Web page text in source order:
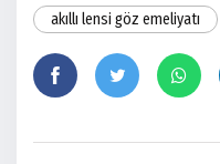
akıllı lensi göz emeliyatı